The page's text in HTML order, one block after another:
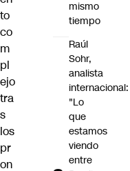
to
co
m
pl
ejo
tra
s
los
pr
on
mismo
tiempo
Raúl
Sohr,
analista
internacional:
"Lo
que
estamos
viendo
entre